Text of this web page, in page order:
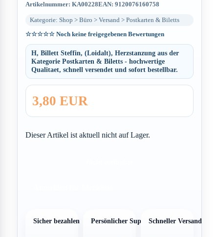
Artikelnummer: KA00228EAN: 9120076160758
Kategorie: Shop > Büro > Versand > Postkarten & Biletts
☆☆☆☆☆Noch keine freigegebenen Bewertungen
H, Billett Steffin, (Loidalt), Herzstanzung aus der
Kategorie Postkarten & Biletts - hochwertige
Qualitaet, schnell versendet und sofort bestellbar.
3,80 EUR
Dieser Artikel ist aktuell nicht auf Lager.
Sicher bezahlen Persönlicher SupportSchneller Versand